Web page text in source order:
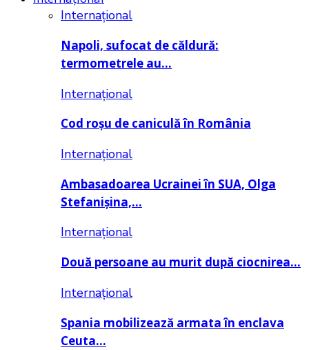
Internațional
Napoli, sufocat de căldură:
termometrele au…
Internațional
Cod roșu de caniculă în România
Internațional
Ambasadoarea Ucrainei în SUA, Olga
Stefanișina,…
Internațional
Două persoane au murit după ciocnirea…
Internațional
Spania mobilizează armata în enclava
Ceuta…